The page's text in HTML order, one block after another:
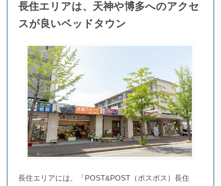
長住エリアは、天神や博多へのアクセ
スが良いベッドタウン
長住エリアには、「POST&POST（ポスポス）長住